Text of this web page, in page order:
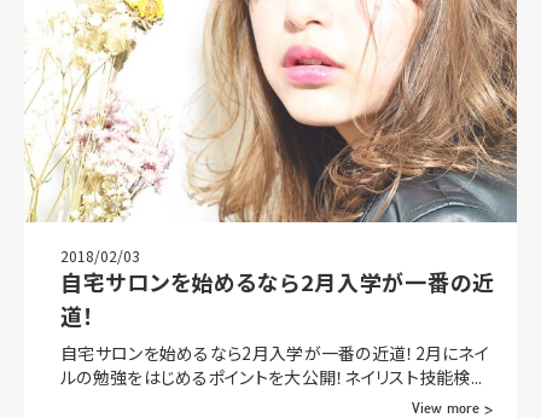
2018/02/03
自宅サロンを始めるなら2月入学が一番の近
道！
自宅サロンを始めるなら2月入学が一番の近道！2月にネイ
ルの勉強をはじめるポイントを大公開！ネイリスト技能検...
View more >